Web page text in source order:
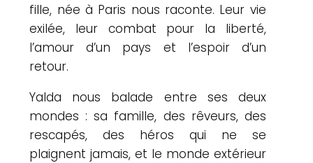
fille, née à Paris nous raconte. Leur vie
exilée, leur combat pour la liberté,
l’amour d’un pays et l’espoir d’un
retour.
Yalda nous balade entre ses deux
mondes : sa famille, des rêveurs, des
rescapés, des héros qui ne se
plaignent jamais, et le monde extérieur